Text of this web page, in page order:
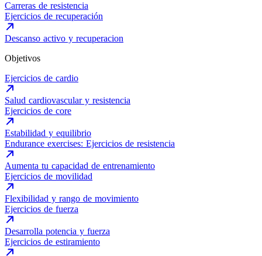
Carreras de resistencia
Ejercicios de recuperación
Descanso activo y recuperacion
Objetivos
Ejercicios de cardio
Salud cardiovascular y resistencia
Ejercicios de core
Estabilidad y equilibrio
Endurance exercises: Ejercicios de resistencia
Aumenta tu capacidad de entrenamiento
Ejercicios de movilidad
Flexibilidad y rango de movimiento
Ejercicios de fuerza
Desarrolla potencia y fuerza
Ejercicios de estiramiento